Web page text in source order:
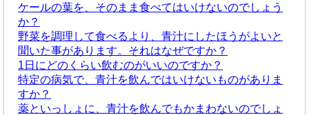
ケールの葉を、そのまま食べてはいけないのでしょう
か？
野菜を調理して食べるより、青汁にしたほうがよいと
聞いた事があります。それはなぜですか？
1日にどのくらい飲むのがいいのですか？
特定の病気で、青汁を飲んではいけないものがありま
すか？
薬といっしょに、青汁を飲んでもかまわないのでしょ